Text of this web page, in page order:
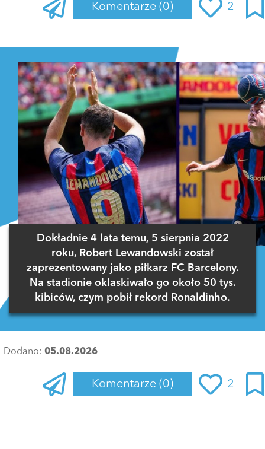
Komentarze (0) 2
Dokładnie 4 lata temu, 5 sierpnia 2022
roku, Robert Lewandowski został
zaprezentowany jako piłkarz FC Barcelony.
Na stadionie oklaskiwało go około 50 tys.
kibiców, czym pobił rekord Ronaldinho.
Dodano: 05.08.2026
Komentarze (0) 2